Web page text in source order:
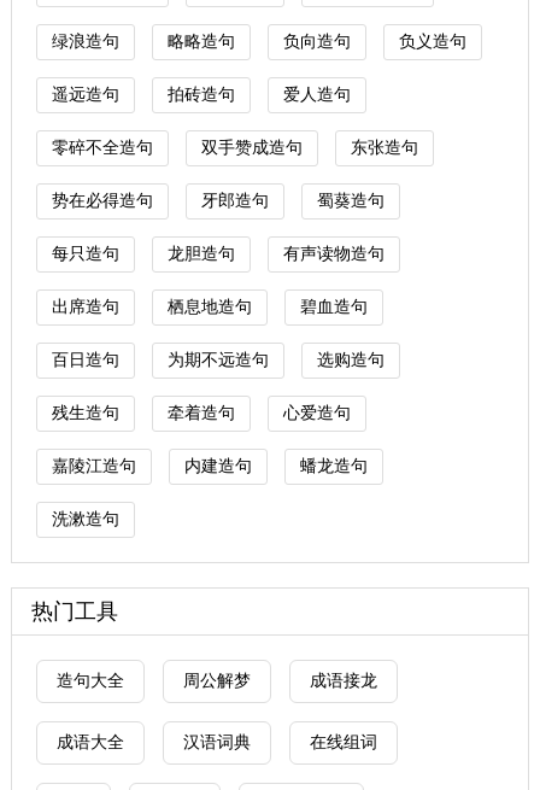
绿浪造句 略略造句 负向造句 负义造句
遥远造句 拍砖造句 爱人造句
零碎不全造句 双手赞成造句 东张造句
势在必得造句 牙郎造句 蜀葵造句
每只造句 龙胆造句 有声读物造句
出席造句 栖息地造句 碧血造句
百日造句 为期不远造句 选购造句
残生造句 牵着造句 心爱造句
嘉陵江造句 内建造句 蟠龙造句
洗漱造句
热门工具
造句大全 周公解梦 成语接龙
成语大全 汉语词典 在线组词